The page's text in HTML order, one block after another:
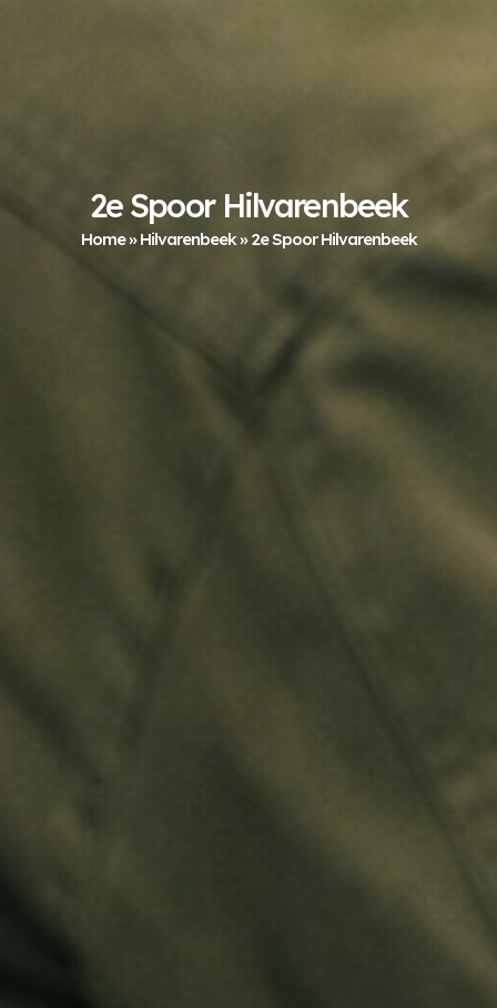
2e Spoor Hilvarenbeek
Home»Hilvarenbeek»2e Spoor Hilvarenbeek